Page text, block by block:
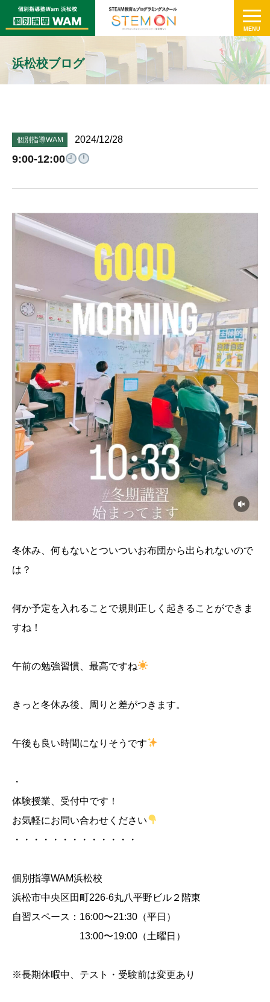
浜松校ブログ
個別指導WAM 2024/12/28
9:00-12:00
冬休み、何もないとついついお布団から出られないので
は？
何か予定を入れることで規則正しく起きることができま
すね！
午前の勉強習慣、最高ですね
きっと冬休み後、周りと差がつきます。
午後も良い時間になりそうです
・
体験授業、受付中です！
お気軽にお問い合わせください
・・・・・・・・・・・・・
個別指導WAM浜松校
浜松市中央区田町226-6丸八平野ビル２階東
自習スペース：16:00〜21:30（平日）
13:00〜19:00（土曜日）
※長期休暇中、テスト・受験前は変更あり